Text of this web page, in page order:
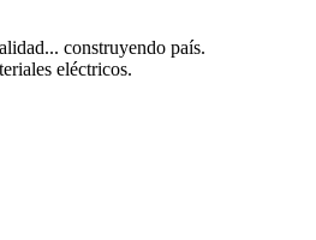
construyendo país.
eléctricos.